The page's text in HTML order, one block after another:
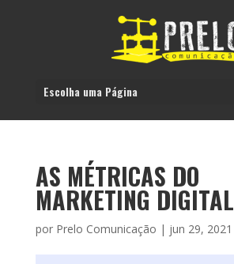
Escolha uma Página
AS MÉTRICAS DO
MARKETING DIGITAL
por Prelo Comunicação | jun 29, 2021